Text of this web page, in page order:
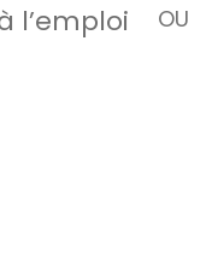
l’emploi OU